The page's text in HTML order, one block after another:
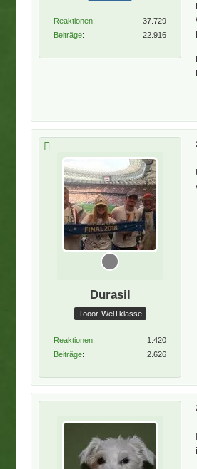
Reaktionen
37.729
Beiträge
22.916
Durasil
Tooor-WelTklasse
Reaktionen
1.420
Beiträge
2.626